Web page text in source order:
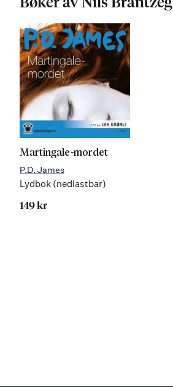
Bøker av Nils Brantzeg
Martingale-mordet
P.D. James
Lydbok (nedlastbar)
149 kr